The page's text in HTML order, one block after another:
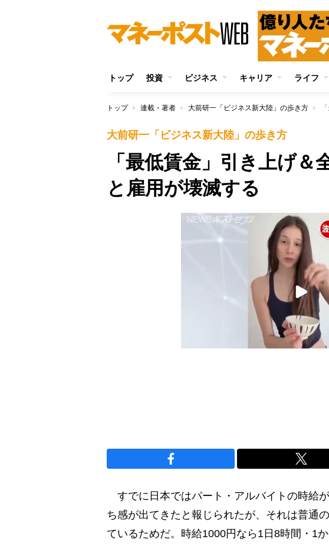
トップ 投資 ビジネス キャリア ライフ
トップ 連載・著者 大前研一「ビジネス新大陸」の歩き方
大前研一「ビジネス新大陸」の歩き方
「最低賃金」引き上げ＆
と雇用が壊滅する
すでに日本ではパート・アルバイトの時給
ち感が出てきたと報じられたが、それは普通
ているためだ。時給1000円なら1日8時間・1